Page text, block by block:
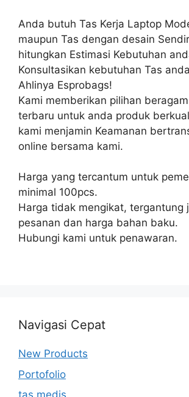
Anda butuh Tas Kerja Laptop
maupun Tas dengan desain
hitungkan Estimasi Kebutuhan
Konsultasikan kebutuhan Tas
Ahlinya Esprobags!
Kami memberikan pilihan
terbaru untuk anda produk
kami menjamin Keamanan
online bersama kami.
Harga yang tercantum untuk
minimal 100pcs.
Harga tidak mengikat, tergantung
pesanan dan harga bahan baku.
Hubungi kami untuk penawaran.
Navigasi Cepat
New Products
Portofolio